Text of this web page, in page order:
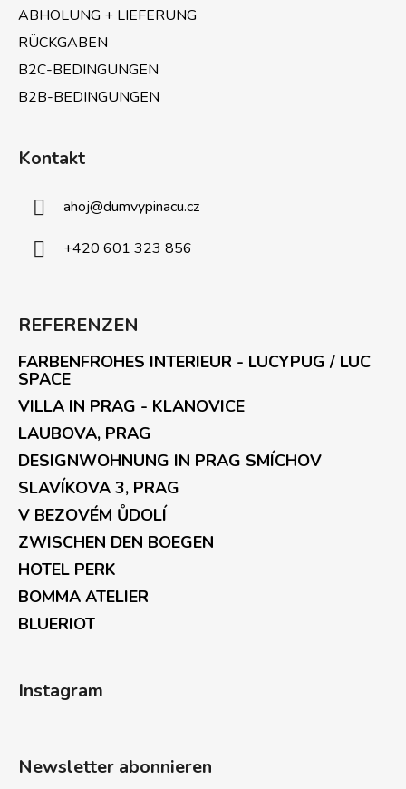
ABHOLUNG + LIEFERUNG
RÜCKGABEN
B2C-BEDINGUNGEN
B2B-BEDINGUNGEN
Kontakt
ahoj@dumvypinacu.cz
+420 601 323 856
REFERENZEN
FARBENFROHES INTERIEUR - LUCYPUG / LUC
SPACE
VILLA IN PRAG - KLANOVICE
LAUBOVA, PRAG
DESIGNWOHNUNG IN PRAG SMÍCHOV
SLAVÍKOVA 3, PRAG
V BEZOVÉM ŮDOLÍ
ZWISCHEN DEN BOEGEN
HOTEL PERK
BOMMA ATELIER
BLUERIOT
Instagram
Newsletter abonnieren